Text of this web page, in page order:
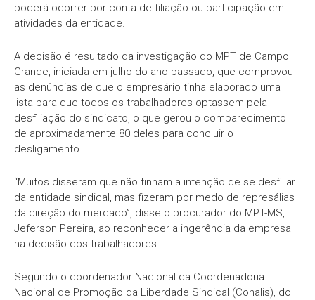
poderá ocorrer por conta de filiação ou participação em
atividades da entidade.
A decisão é resultado da investigação do MPT de Campo
Grande, iniciada em julho do ano passado, que comprovou
as denúncias de que o empresário tinha elaborado uma
lista para que todos os trabalhadores optassem pela
desfiliação do sindicato, o que gerou o comparecimento
de aproximadamente 80 deles para concluir o
desligamento.
“Muitos disseram que não tinham a intenção de se desfiliar
da entidade sindical, mas fizeram por medo de represálias
da direção do mercado”, disse o procurador do MPT-MS,
Jeferson Pereira, ao reconhecer a ingerência da empresa
na decisão dos trabalhadores.
Segundo o coordenador Nacional da Coordenadoria
Nacional de Promoção da Liberdade Sindical (Conalis), do